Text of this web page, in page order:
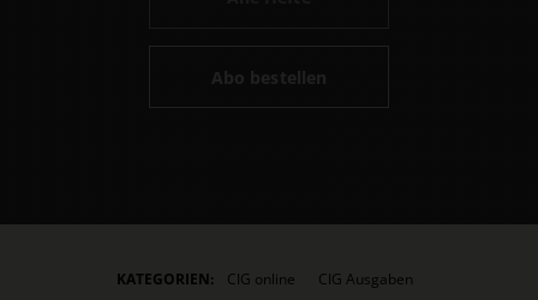
Abo bestellen
KATEGORIEN: CIG online CIG Ausgaben